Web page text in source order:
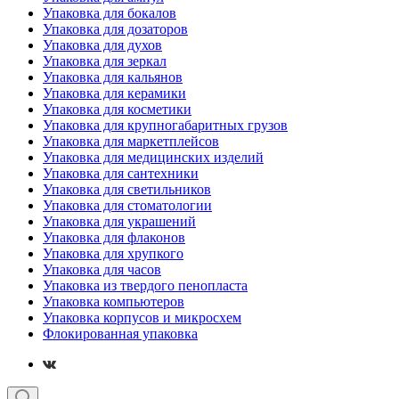
Упаковка для бокалов
Упаковка для дозаторов
Упаковка для духов
Упаковка для зеркал
Упаковка для кальянов
Упаковка для керамики
Упаковка для косметики
Упаковка для крупногабаритных грузов
Упаковка для маркетплейсов
Упаковка для медицинских изделий
Упаковка для сантехники
Упаковка для светильников
Упаковка для стоматологии
Упаковка для украшений
Упаковка для флаконов
Упаковка для хрупкого
Упаковка для часов
Упаковка из твердого пенопласта
Упаковка компьютеров
Упаковка корпусов и микросхем
Флокированная упаковка